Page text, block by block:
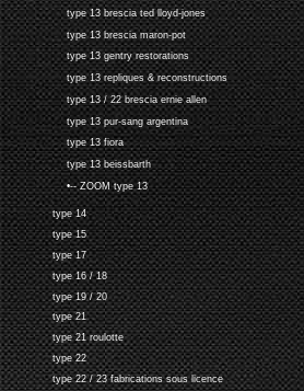
type 13 brescia ted lloyd-jones
type 13 brescia maron-pot
type 13 gentry restorations
type 13 repliques & reconstructions
type 13 / 22 brescia ernie allen
type 13 pur-sang argentina
type 13 fiora
type 13 beissbarth
•-- ZOOM type 13
type 14
type 15
type 17
type 16 / 18
type 19 / 20
type 21
type 21 roulotte
type 22
type 22 / 23 fabrications sous licence